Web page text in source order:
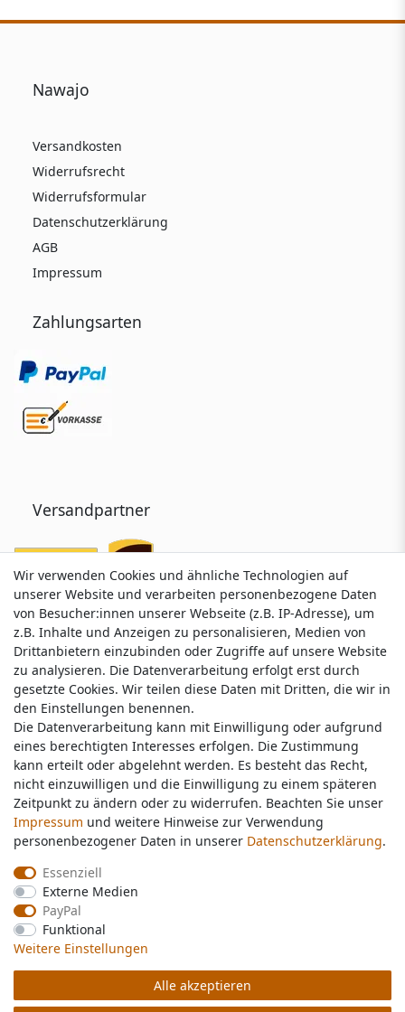
Nawajo
Versandkosten
Widerrufsrecht
Widerrufsformular
Datenschutzerklärung
AGB
Impressum
Zahlungsarten
Versandpartner
Service & Kontakt
Wünschen Sie einen Rückruf?
service@nawajo.de
Schreiben Sie uns:
service@nawajo.de
Durchschnittliche Bewertung von
Bewertungsgrundlage des Anbieters: 5 Verkaufs- und 3 Bewertungsplattformen
© Copyright 2026 nawajo.de | Alle Rechte vorbehalten.
Wir verwenden Cookies und ähnliche Technologien auf
unserer Website und verarbeiten personenbezogene Daten
von Besucher:innen unserer Webseite (z.B. IP-Adresse), um
z.B. Inhalte und Anzeigen zu personalisieren, Medien von
Drittanbietern einzubinden oder Zugriffe auf unsere Website
zu analysieren. Die Datenverarbeitung erfolgt erst durch
gesetzte Cookies. Wir teilen diese Daten mit Dritten, die wir in
den Einstellungen benennen.
Die Datenverarbeitung kann mit Einwilligung oder aufgrund
eines berechtigten Interesses erfolgen. Die Zustimmung
kann erteilt oder abgelehnt werden. Es besteht das Recht,
nicht einzuwilligen und die Einwilligung zu einem späteren
Zeitpunkt zu ändern oder zu widerrufen. Beachten Sie unser
Impressum und weitere Hinweise zur Verwendung
personenbezogener Daten in unserer Daten­schutz­erklärung.
Essenziell
Externe Medien
PayPal
Funktional
Weitere Einstellungen
Alle akzeptieren
Wir verwenden Cookies und ähnliche Technologien auf
unserer Website und verarbeiten personenbezogene Daten
von Besucher:innen unserer Webseite (z.B. IP-Adresse), um
z.B. Inhalte und Anzeigen zu personalisieren, Medien von
Drittanbietern einzubinden oder Zugriffe auf unsere Website
zu analysieren. Die Datenverarbeitung erfolgt erst durch
gesetzte Cookies. Wir teilen diese Daten mit Dritten, die wir in
den Einstellungen benennen.
Die Datenverarbeitung kann mit Einwilligung oder aufgrund
eines berechtigten Interesses erfolgen. Die Zustimmung
kann erteilt oder abgelehnt werden. Es besteht das Recht,
nicht einzuwilligen und die Einwilligung zu einem späteren
Zeitpunkt zu ändern oder zu widerrufen. Beachten Sie unser
Impressum und weitere Hinweise zur Verwendung
personenbezogener Daten in unserer Daten­schutz­erklärung.
Essenziell
Externe Medien
PayPal
Funktional
Weitere Einstellungen
Alle akzeptieren